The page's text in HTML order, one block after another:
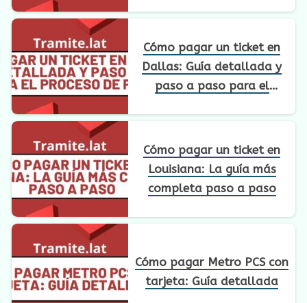
Cómo pagar un ticket en
Dallas: Guía detallada y
paso a paso para el
Cómo pagar un ticket en
Louisiana: La guía más
completa paso a paso
Cómo pagar Metro PCS con
tarjeta: Guía detallada